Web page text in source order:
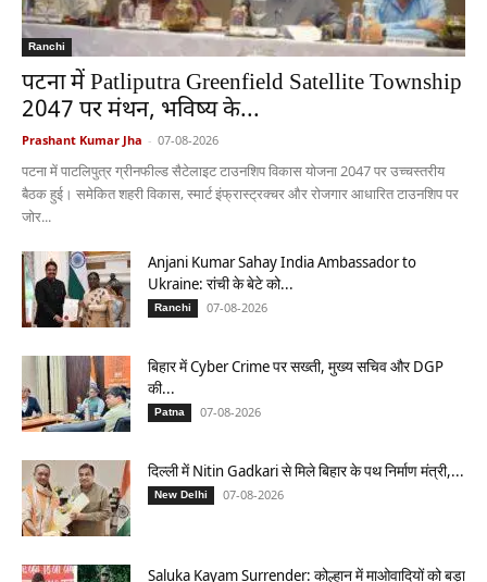
Ranchi
पटना में Patliputra Greenfield Satellite Township
2047 पर मंथन, भविष्य के...
Prashant Kumar Jha - 07-08-2026
पटना में पाटलिपुत्र ग्रीनफील्ड सैटेलाइट टाउनशिप विकास योजना 2047 पर उच्चस्तरीय
बैठक हुई। समेकित शहरी विकास, स्मार्ट इंफ्रास्ट्रक्चर और रोजगार आधारित टाउनशिप पर
जोर...
Anjani Kumar Sahay India Ambassador to
Ukraine: रांची के बेटे को...
Ranchi 07-08-2026
बिहार में Cyber Crime पर सख्ती, मुख्य सचिव और DGP
की...
Patna 07-08-2026
दिल्ली में Nitin Gadkari से मिले बिहार के पथ निर्माण मंत्री,...
New Delhi 07-08-2026
Saluka Kayam Surrender: कोल्हान में माओवादियों को बड़ा